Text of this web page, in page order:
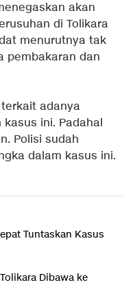
akan
di Tolikara
menurutnya tak
pembakaran dan
adanya
ini. Padahal
Polisi sudah
dalam kasus ini.
Tuntaskan Kasus
Dibawa ke